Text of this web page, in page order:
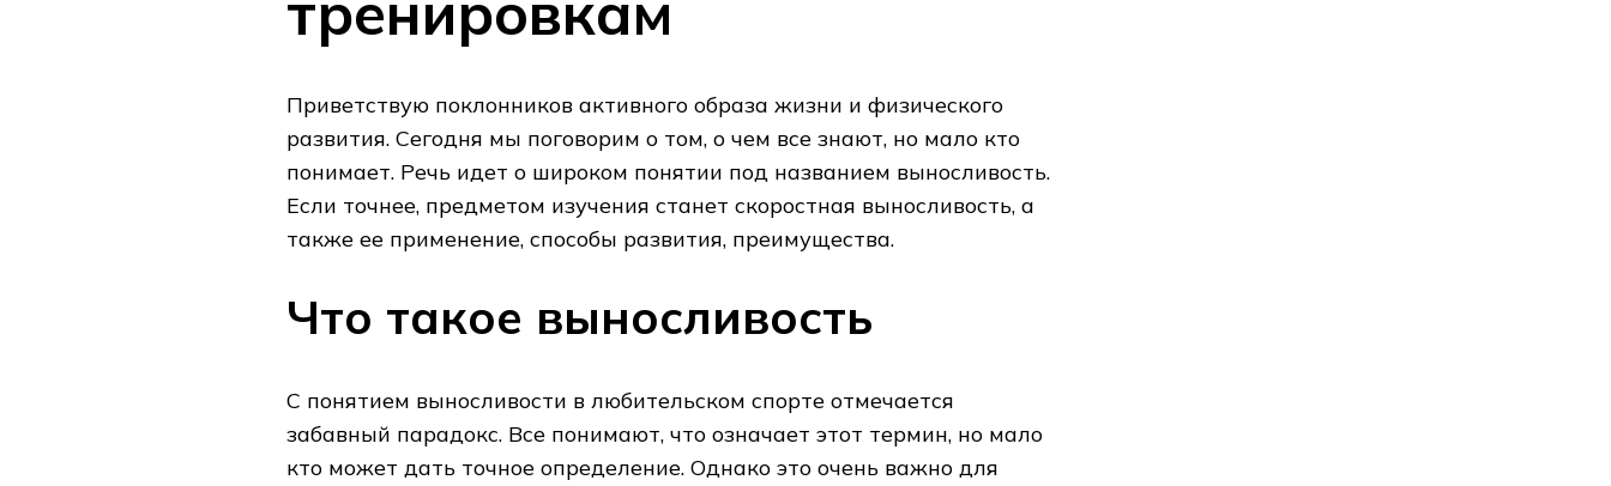
Приветствую поклонников активного образа жизни и физического
развития. Сегодня мы поговорим о том, о чем все знают, но мало кто
понимает. Речь идет о широком понятии под названием выносливость.
Если точнее, предметом изучения станет скоростная выносливость, а
также ее применение, способы развития, преимущества.
Что такое выносливость
С понятием выносливости в любительском спорте отмечается
забавный парадокс. Все понимают, что означает этот термин, но мало
кто может дать точное определение. Однако это очень важно для